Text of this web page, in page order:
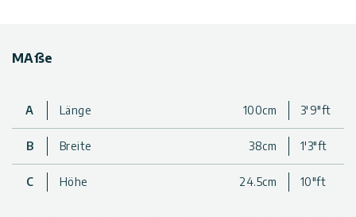
• 4-Regal-Set
Erhältlich in Sets mit 1, 2, 3 oder 4 Regalen
Material: Zedernholz
Farbe: Mokka
Lässt sich einfach am Gewächshausrahmen befestigen
Einfache Montage mit allen enthaltenen Befestigungsteilen
Jedes Regal trägt eine gleichmäßig verteilte Last von bis zu
MAße
A Länge 100cm 3'9"ft
B Breite 38cm 1'3"ft
C Höhe 24.5cm 10"ft